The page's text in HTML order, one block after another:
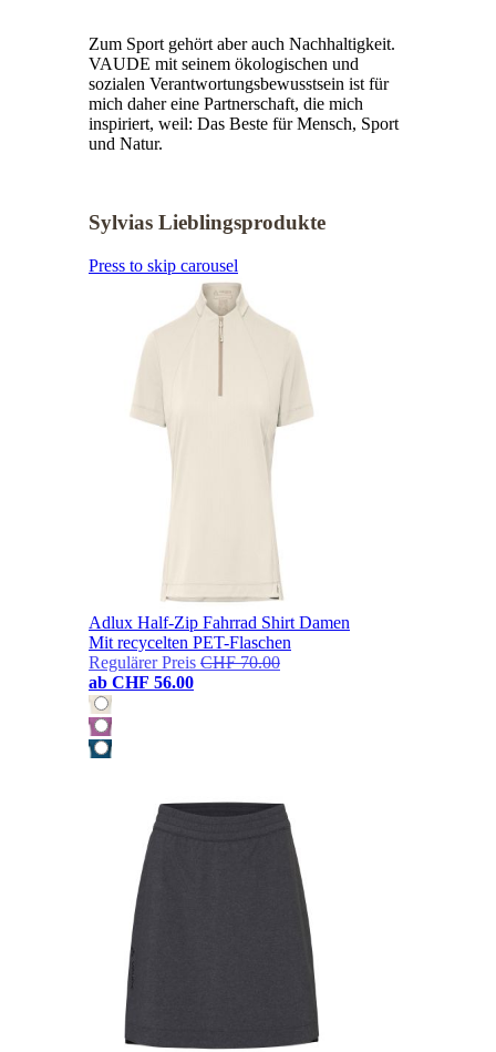
Zum Sport gehört aber auch Nachhaltigkeit.
VAUDE mit seinem ökologischen und
sozialen Verantwortungsbewusstsein ist für
mich daher eine Partnerschaft, die mich
inspiriert, weil: Das Beste für Mensch, Sport
und Natur.
Sylvias Lieblingsprodukte
Press to skip carousel
Adlux Half-Zip Fahrrad Shirt Damen
Mit recycelten PET-Flaschen
Regulärer Preis CHF 70.00
ab CHF 56.00